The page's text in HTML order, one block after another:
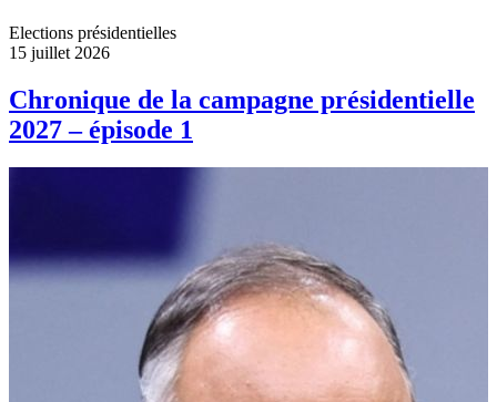
Elections présidentielles
15 juillet 2026
Chronique de la campagne présidentielle
2027 – épisode 1